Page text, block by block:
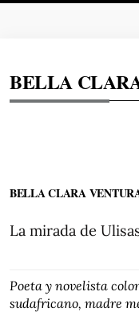
BELLA
BELLA CLARA
La mirada de
Poeta y novelista
sudafricano, madre